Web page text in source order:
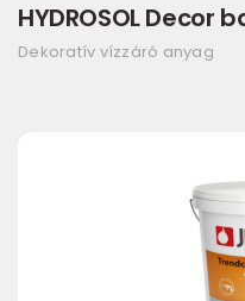
HYDROSOL Decor
Dekoratív vízzáró anyag